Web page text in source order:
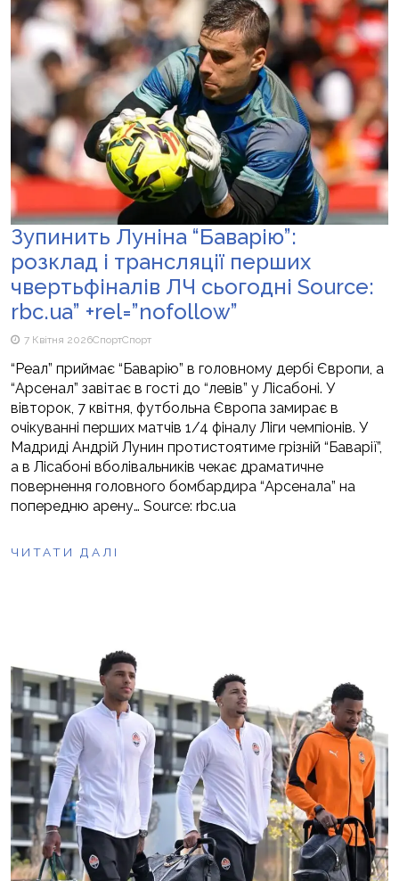
Зупинить Луніна “Баварію”:
розклад і трансляції перших
чвертьфіналів ЛЧ сьогодні Source:
rbc.ua” +rel=”nofollow”
7 Квітня 2026СпортСпорт
“Реал” приймає “Баварію” в головному дербі Європи, а
“Арсенал” завітає в гості до “левів” у Лісабоні. У
вівторок, 7 квітня, футбольна Європа замирає в
очікуванні перших матчів 1/4 фіналу Ліги чемпіонів. У
Мадриді Андрій Лунин протистоятиме грізній “Баварії”,
а в Лісабоні вболівальників чекає драматичне
повернення головного бомбардира “Арсенала” на
попередню арену… Source: rbc.ua
ЧИТАТИ ДАЛІ